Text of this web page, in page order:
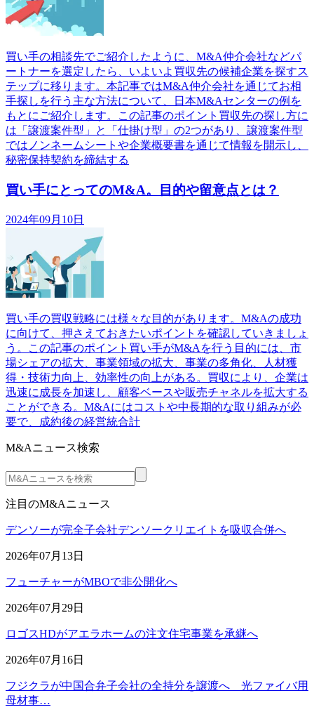
買い手の相談先でご紹介したように、M&A仲介会社などパ
ートナーを選定したら、いよいよ買収先の候補企業を探すス
テップに移ります。本記事ではM&A仲介会社を通じてお相
手探しを行う主な方法について、日本M&Aセンターの例を
もとにご紹介します。この記事のポイント買収先の探し方に
は「譲渡案件型」と「仕掛け型」の2つがあり、譲渡案件型
ではノンネームシートや企業概要書を通じて情報を開示し、
秘密保持契約を締結する
買い手にとってのM&A。目的や留意点とは？
2024年09月10日
買い手の買収戦略には様々な目的があります。M&Aの成功
に向けて、押さえておきたいポイントを確認していきましょ
う。この記事のポイント買い手がM&Aを行う目的には、市
場シェアの拡大、事業領域の拡大、事業の多角化、人材獲
得・技術力向上、効率性の向上がある。買収により、企業は
迅速に成長を加速し、顧客ベースや販売チャネルを拡大する
ことができる。M&Aにはコストや中長期的な取り組みが必
要で、成約後の経営統合計
M&Aニュース検索
注目のM&Aニュース
デンソーが完全子会社デンソークリエイトを吸収合併へ
2026年07月13日
フューチャーがMBOで非公開化へ
2026年07月29日
ロゴスHDがアエラホームの注文住宅事業を承継へ
2026年07月16日
フジクラが中国合弁子会社の全持分を譲渡へ 光ファイバ用
母材事…